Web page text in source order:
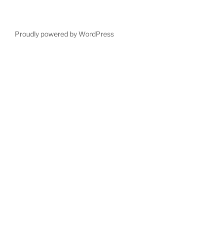
Proudly powered by WordPress